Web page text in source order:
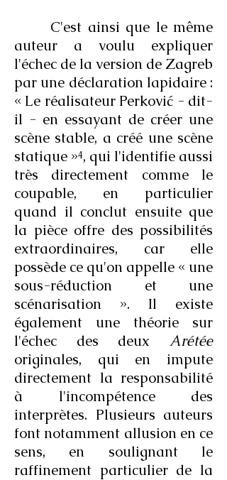
C'est ainsi que le même
auteur a voulu expliquer
l'échec de la version de Zagreb
par une déclaration lapidaire :
« Le réalisateur Perković - dit-
il - en essayant de créer une
scène stable, a créé une scène
statique »⁴, qui l'identifie aussi
très directement comme le
coupable, en particulier
quand il conclut ensuite que
la pièce offre des possibilités
extraordinaires, car elle
possède ce qu'on appelle « une
sous-réduction et une
scénarisation ». Il existe
également une théorie sur
l'échec des deux Arétée
originales, qui en impute
directement la responsabilité
à l'incompétence des
interprètes. Plusieurs auteurs
font notamment allusion en ce
sens, en soulignant le
raffinement particulier de la